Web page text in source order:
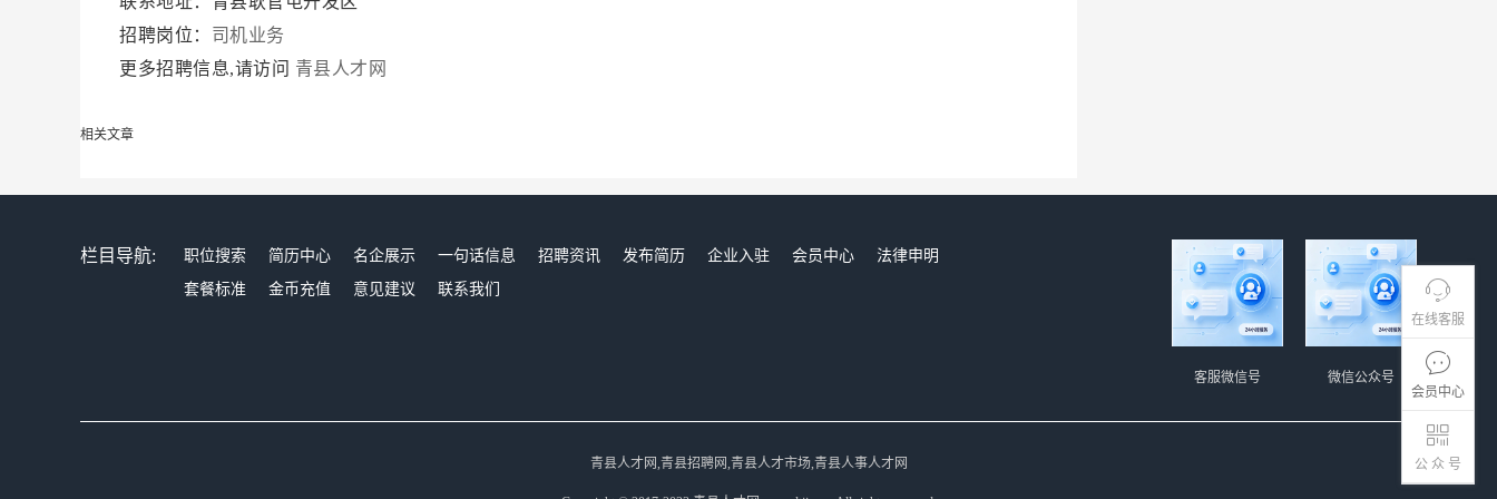
在线客服
会员中心
公 众 号
招聘岗位： 司机业务
更多招聘信息,请访问 青县人才网
相关文章
栏目导航: 职位搜索 简历中心 名企展示 一句话信息 招聘资讯 发布简历 企业入驻 会员中心
法律申明
套餐标准
金币充值 意见建议 联系我们
微信公众号
客服微信号
青县人才网,青县招聘网,青县人才市场,青县人事人才网